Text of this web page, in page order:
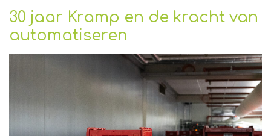
30 jaar Kramp en de kracht van
automatiseren